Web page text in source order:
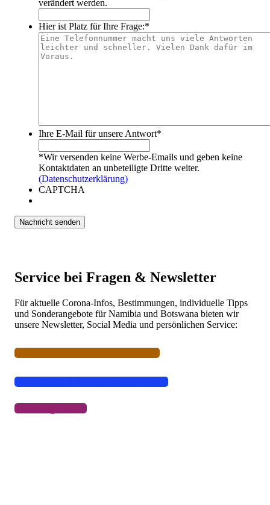
verändert werden.
Hier ist Platz für Ihre Frage:*
Ihre E-Mail für unsere Antwort*
*Wir versenden keine Werbe-Emails und geben keine
Kontaktdaten an unbeteiligte Dritte weiter.
(Datenschutzerklärung)
CAPTCHA
Service bei Fragen & Newsletter
Für aktuelle Corona-Infos, Bestimmungen, individuelle Tipps
und Sonderangebote für Namibia und Botswana bieten wir
unsere Newsletter, Social Media und persönlichen Service:
Service und Newsletter